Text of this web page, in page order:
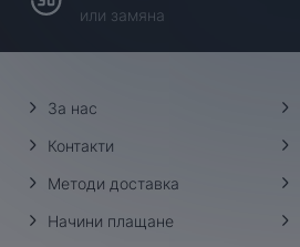
или замяна
За нас
Контакти
Методи доставка
Начини плащане